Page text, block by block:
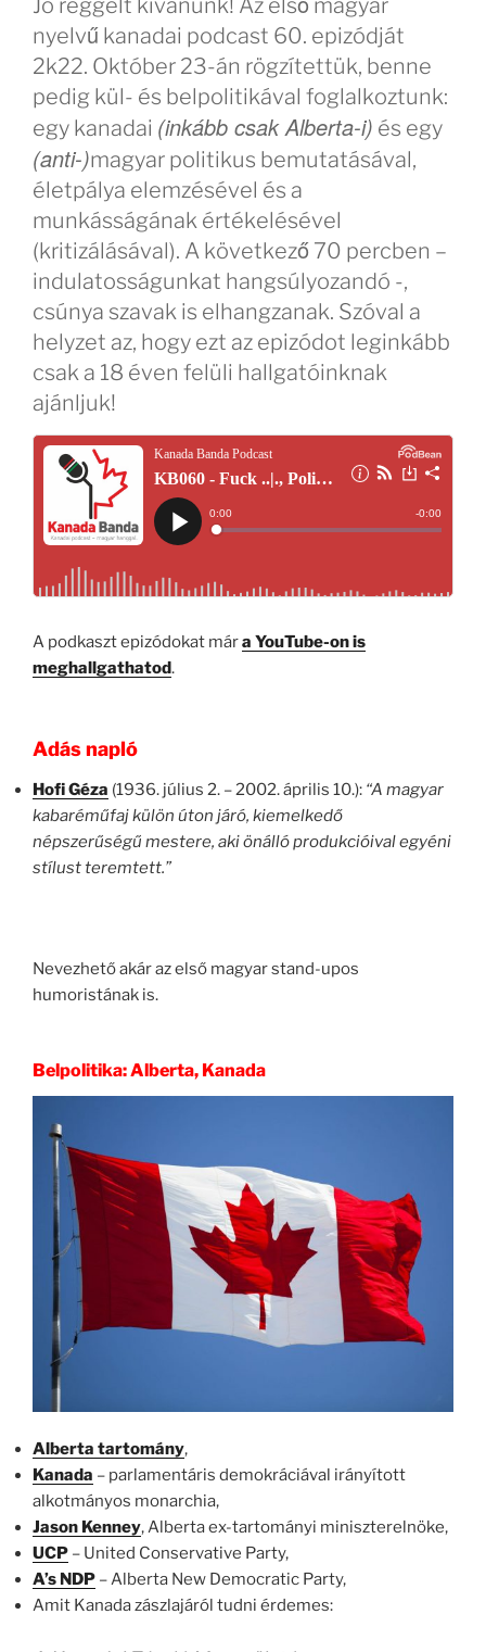
nyelvű kanadai podcast 60. epizódját
2k22. Október 23-án rögzítettük, benne
pedig kül- és belpolitikával foglalkoztunk:
egy kanadai (inkább csak Alberta-i) és egy
(anti-)magyar politikus bemutatásával,
életpálya elemzésével és a
munkásságának értékelésével
(kritizálásával). A következő 70 percben –
indulatosságunkat hangsúlyozandó -,
csúnya szavak is elhangzanak. Szóval a
helyzet az, hogy ezt az epizódot leginkább
csak a 18 éven felüli hallgatóinknak
ajánljuk!
A podkaszt epizódokat mára YouTube-on is
meghallgathatod.
Adás napló
Hofi Géza (1936. július 2. – 2002. április 10.): “A magyar
kabaréműfaj külön úton járó, kiemelkedő
népszerűségű mestere, aki önálló produkcióival egyéni
stílust teremtett.”
Nevezhető akár az első magyar stand-upos
humoristának is.
Belpolitika: Alberta, Kanada
Alberta tartomány,
Kanada – parlamentáris demokráciával irányított
alkotmányos monarchia,
Jason Kenney, Alberta ex-tartományi miniszterelnöke,
UCP – United Conservative Party,
A’s NDP – Alberta New Democratic Party,
Amit Kanada zászlajáról tudni érdemes: